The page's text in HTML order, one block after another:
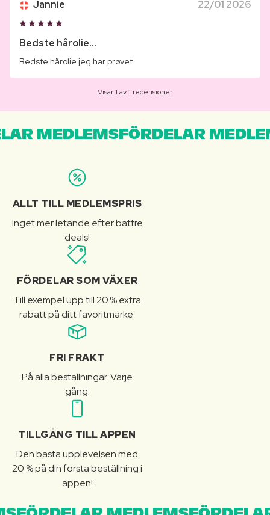
Jannie 22/01 2026
Bedste hårolie...
Bedste hårolie jeg har prøvet.
Visar 1 av 1 recensioner
MEDLEMSFÖRDELAR
ALLT TILL MEDLEMSPRIS
Inget mer letande efter bättre
deals!
FÖRDELAR SOM VÄXER
Till exempel upp till 20 % extra
rabatt på ditt favoritmärke.
FRI FRAKT
På alla beställningar. Varje
gång.
TILLGÅNG TILL APPEN
Den bästa upplevelsen med
20 % på din första beställning i
appen!